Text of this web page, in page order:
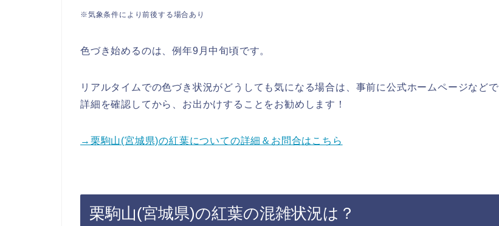
※気象条件により前後する場合あり
色づき始めるのは、例年9月中旬頃です。
リアルタイムでの色づき状況がどうしても気になる場合は、事前に公式ホームページなどで
詳細を確認してから、お出かけすることをお勧めします！
→栗駒山(宮城県)の紅葉についての詳細＆お問合はこちら
栗駒山(宮城県)の紅葉の混雑状況は？